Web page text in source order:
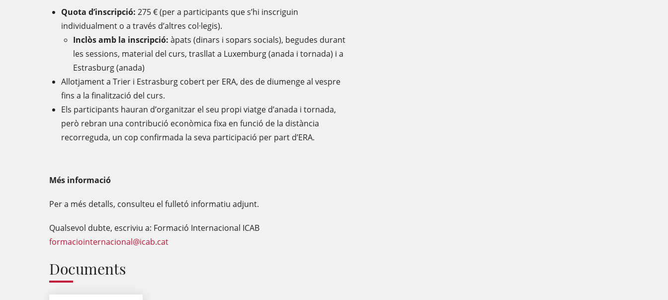
Quota d’inscripció: 275 € (per a participants que s’hi inscriguin
individualment o a través d’altres col·legis).
Inclòs amb la inscripció: àpats (dinars i sopars socials), begudes durant
les sessions, material del curs, trasllat a Luxemburg (anada i tornada) i a
Estrasburg (anada)
Allotjament a Trier i Estrasburg cobert per ERA, des de diumenge al vespre
fins a la finalització del curs.
Els participants hauran d’organitzar el seu propi viatge d’anada i tornada,
però rebran una contribució econòmica fixa en funció de la distància
recorreguda, un cop confirmada la seva participació per part d’ERA.
Més informació
Per a més detalls, consulteu el fulletó informatiu adjunt.
Qualsevol dubte, escriviu a: Formació Internacional ICAB
formaciointernacional@icab.cat
Documents